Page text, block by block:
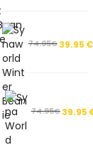
74.95€ 39.95 €
74.95€ 39.95